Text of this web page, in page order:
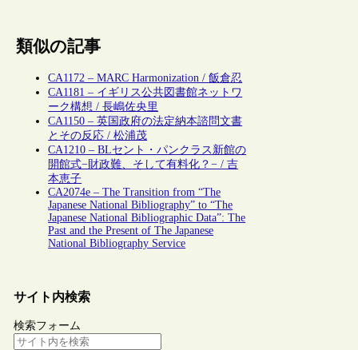
類似の記事
CA1172 – MARC Harmonization / 飯倉忍
CA1181 – イギリス公共図書館ネットワ
ーク構想 / 長嶋佐央里
CA1150 – 英国政府の法定納本諮問文書
とその反応 / 松浦茂
CA1210 – BLセント・パンクラス新館の
開館式−財政難、そして有料化？− / 吉
本恵子
CA2074e – The Transition from “The
Japanese National Bibliography” to “The
Japanese National Bibliographic Data”: The
Past and the Present of The Japanese
National Bibliography Service
サイト内検索
検索フォーム